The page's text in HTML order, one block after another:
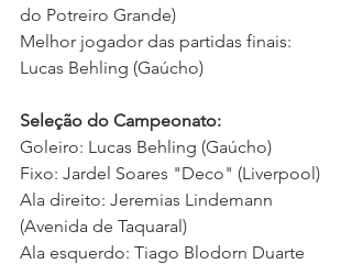
do Potreiro Grande)
Melhor jogador das partidas finais:
Lucas Behling (Gaúcho)
Seleção do Campeonato:
Goleiro: Lucas Behling (Gaúcho)
Fixo: Jardel Soares "Deco" (Liverpool)
Ala direito: Jeremias Lindemann
(Avenida de Taquaral)
Ala esquerdo: Tiago Blodorn Duarte